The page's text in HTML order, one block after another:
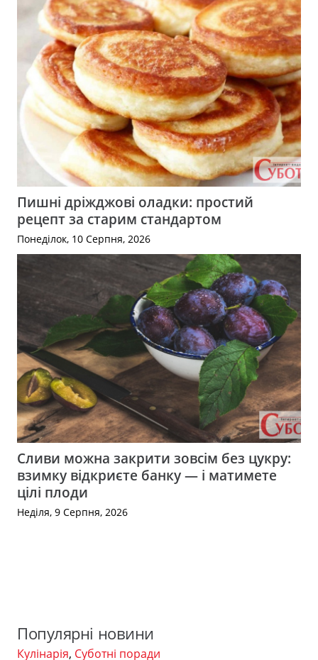
Пишні дріжджові оладки: простий
рецепт за старим стандартом
Понеділок, 10 Серпня, 2026
Сливи можна закрити зовсім без цукру:
взимку відкриєте банку — і матимете
цілі плоди
Неділя, 9 Серпня, 2026
Популярні новини
Кулінарія, Суботні поради